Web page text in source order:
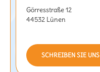
Görresstraße 12
44532 Lünen
SCHREIBEN SIE UNS